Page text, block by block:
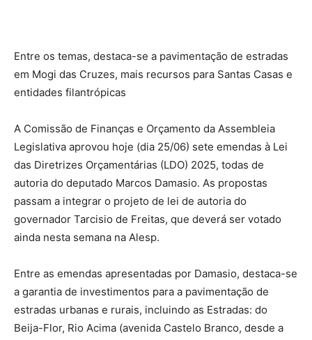
Entre os temas, destaca-se a pavimentação de estradas
em Mogi das Cruzes, mais recursos para Santas Casas e
entidades filantrópicas
A Comissão de Finanças e Orçamento da Assembleia
Legislativa aprovou hoje (dia 25/06) sete emendas à Lei
das Diretrizes Orçamentárias (LDO) 2025, todas de
autoria do deputado Marcos Damasio. As propostas
passam a integrar o projeto de lei de autoria do
governador Tarcisio de Freitas, que deverá ser votado
ainda nesta semana na Alesp.
Entre as emendas apresentadas por Damasio, destaca-se
a garantia de investimentos para a pavimentação de
estradas urbanas e rurais, incluindo as Estradas: do
Beija-Flor, Rio Acima (avenida Castelo Branco, desde a